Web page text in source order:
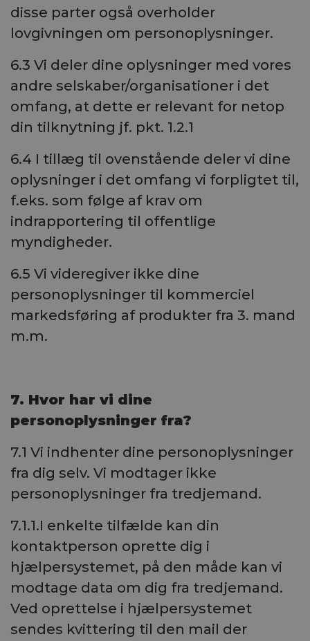
disse parter også overholder
lovgivningen om personoplysninger.
6.3 Vi deler dine oplysninger med vores
andre selskaber/organisationer i det
omfang, at dette er relevant for netop
din tilknytning jf. pkt. 1.2.1
6.4 I tillæg til ovenstående deler vi dine
oplysninger i det omfang vi forpligtet til,
f.eks. som følge af krav om
indrapportering til offentlige
myndigheder.
6.5 Vi videregiver ikke dine
personoplysninger til kommerciel
markedsføring af produkter fra 3. mand
m.m.
7. Hvor har vi dine
personoplysninger fra?
7.1 Vi indhenter dine personoplysninger
fra dig selv. Vi modtager ikke
personoplysninger fra tredjemand.
7.1.1.I enkelte tilfælde kan din
kontaktperson oprette dig i
hjælpersystemet, på den måde kan vi
modtage data om dig fra tredjemand.
Ved oprettelse i hjælpersystemet
sendes kvittering til den mail der